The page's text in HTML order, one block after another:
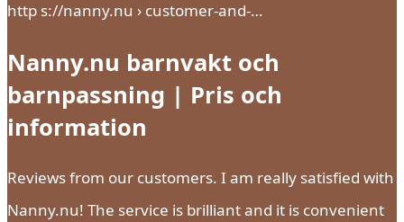
http s://nanny.nu › customer-and-…
Nanny.nu barnvakt och
barnpassning | Pris och
information
Reviews from our customers. I am really satisfied with
Nanny.nu! The service is brilliant and it is convenient